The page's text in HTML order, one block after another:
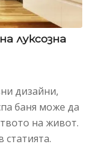
луксозна
дизайни,
баня може да
на живот.
статията.